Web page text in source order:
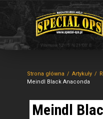
Strona główna Artykuły
Meindl Black Anaconda
Meindl